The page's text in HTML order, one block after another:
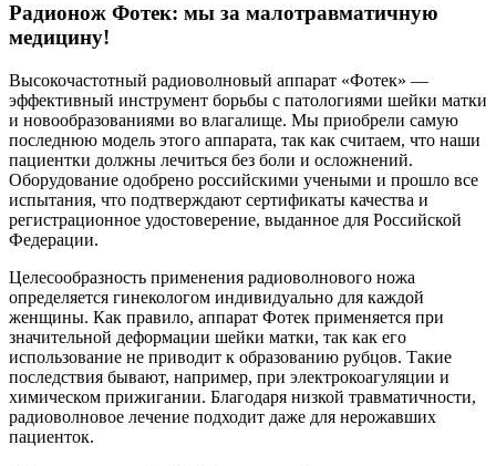
Радионож Фотек: мы за малотравматичную
медицину!
Высокочастотный радиоволновый аппарат «Фотек» —
эффективный инструмент борьбы с патологиями шейки матки
и новообразованиями во влагалище. Мы приобрели самую
последнюю модель этого аппарата, так как считаем, что наши
пациентки должны лечиться без боли и осложнений.
Оборудование одобрено российскими учеными и прошло все
испытания, что подтверждают сертификаты качества и
регистрационное удостоверение, выданное для Российской
Федерации.
Целесообразность применения радиоволнового ножа
определяется гинекологом индивидуально для каждой
женщины. Как правило, аппарат Фотек применяется при
значительной деформации шейки матки, так как его
использование не приводит к образованию рубцов. Такие
последствия бывают, например, при электрокоагуляции и
химическом прижигании. Благодаря низкой травматичности,
радиоволновое лечение подходит даже для нерожавших
пациенток.